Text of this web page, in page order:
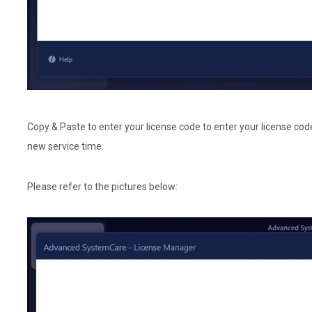
Copy & Paste to enter your license code to enter your license
new service time.
Please refer to the pictures below: